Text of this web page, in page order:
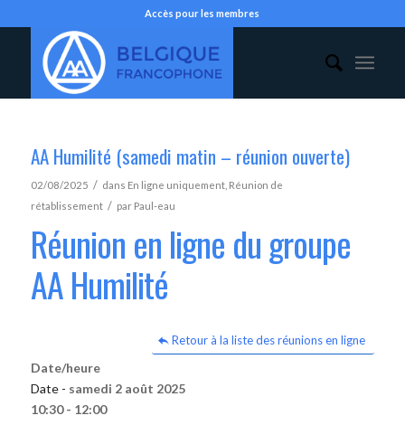
Accès pour les membres
AA Humilité (samedi matin – réunion ouverte)
02/08/2025 / dans En ligne uniquement, Réunion de
rétablissement / par Paul-eau
Réunion en ligne du groupe
AA Humilité
Retour à la liste des réunions en ligne
Date/heure
Date - samedi 2 août 2025
10:30 - 12:00